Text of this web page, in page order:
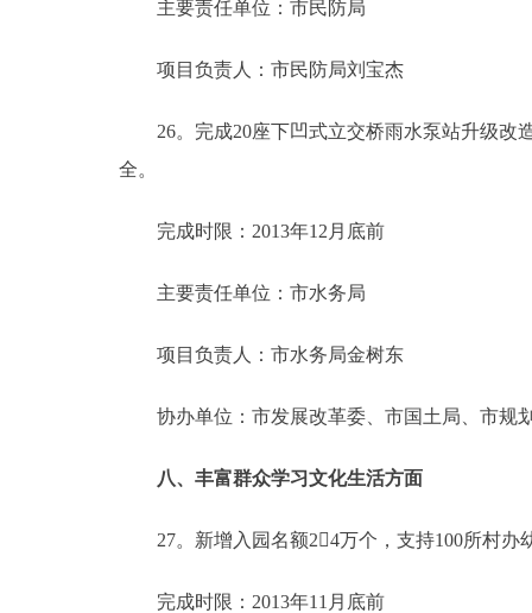
主要责任单位：市民防局
项目负责人：市民防局刘宝杰
26。完成20座下凹式立交桥雨水泵站升级改造
全。
完成时限：2013年12月底前
主要责任单位：市水务局
项目负责人：市水务局金树东
协办单位：市发展改革委、市国土局、市规划
八、丰富群众学习文化生活方面
27。新增入园名额24万个，支持100所村办
完成时限：2013年11月底前